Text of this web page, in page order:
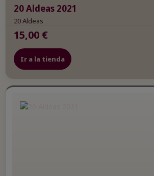
20 Aldeas 2021
20 Aldeas
15,00 €
Ir a la tienda